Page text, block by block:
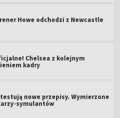
Howe odchodzi z Newcastle
Chelsea z kolejnym
kadry
nowe przepisy. Wymierzone
symulantów